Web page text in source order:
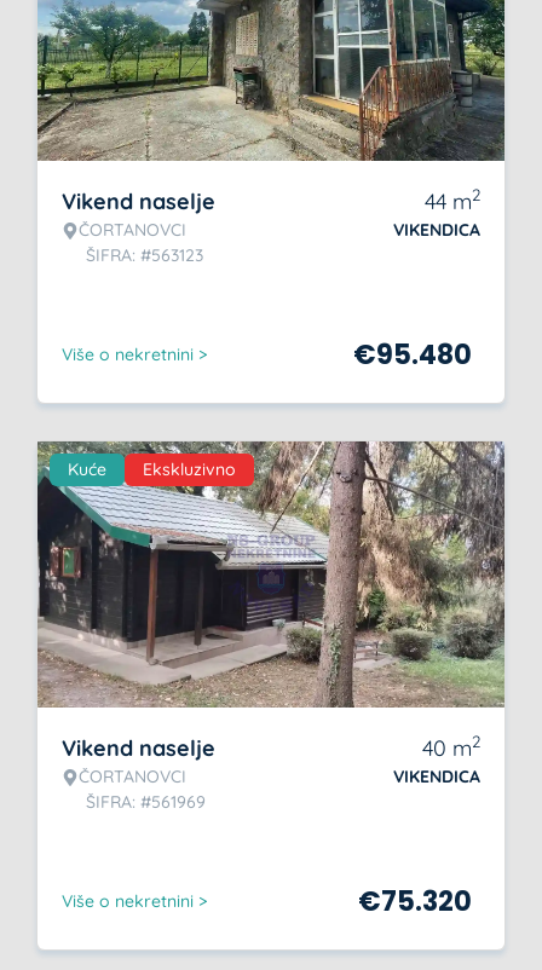
Vikend naselje
ČORTANOVCI
ŠIFRA: #563123
44 m2
VIKENDICA
Više o nekretnini > €95.480
Kuće Ekskluzivno
Vikend naselje
ČORTANOVCI
ŠIFRA: #561969
40 m2
VIKENDICA
Više o nekretnini > €75.320